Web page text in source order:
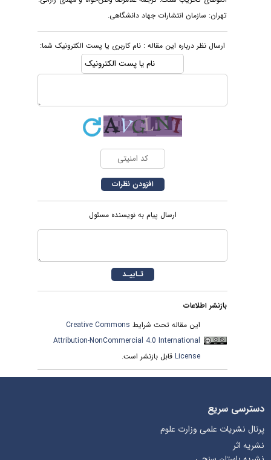
تهران: سازمان انتشارات جهاد دانشگاهی.
ارسال نظر درباره این مقاله : نام کاربری یا پست الکترونیک شما:
ارسال پیام به نویسنده مسئول
بازنشر اطلاعات
این مقاله تحت شرایطCreative Commons
Attribution-NonCommercial 4.0 International
Licenseقابل بازنشر است.
دسترسی سریع
پرتال نشریات علمی وزارت علوم
نشریه اثر